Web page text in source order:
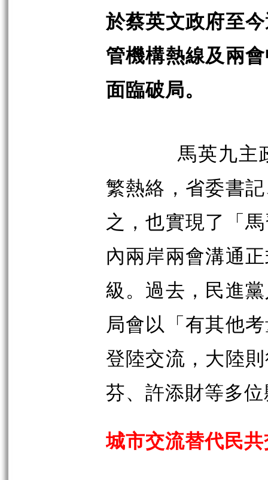
於蔡英文政府至
管機構熱線及兩
面臨破局。
馬英九主
繁熱絡，省委書
之，也實現了「
內兩岸兩會溝通
級。過去，民進
局會以「有其他
登陸交流，大陸
芬、許添財等多
城市交流替代民